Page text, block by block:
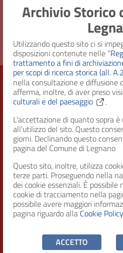
Archivio Storico
Utilizzando questo sito ci si
disposizioni contenute nelle “
trattamento a fini di
per scopi di ricerca storica (all.
nella consultazione e diffusione
afferma, inoltre, di aver preso
culturali e del paesaggio
.
L'accettazione di quanto sopra
all'utilizzo del sito. Questo
giorni. Declinando questo
pagina del Comune di Legnano
Questo sito, inoltre, utilizza
terze parti. Proseguendo nella
dei cookie essenziali. È possibile
cookie di tracciamento nella
possibile avere maggiori
pagina riguardo alla Cookie Policy
ACCETTO
Diritto d'accesso Uso
Città di
RECAPITI
Indirizzo
Piazza San Magno 9
20025, Legnano (MI)
Telefono
(+39) 0331471111
C.F. / P.IVA